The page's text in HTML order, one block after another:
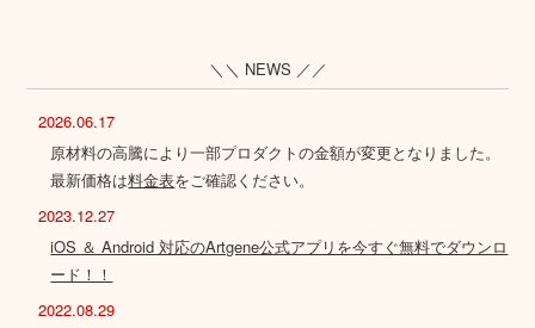
＼＼ NEWS ／／
2026.06.17
原材料の高騰により一部プロダクトの金額が変更となりました。
最新価格は料金表をご確認ください。
2023.12.27
iOS ＆ Android 対応のArtgene公式アプリを今すぐ無料でダウンロ
ード！！
2022.08.29